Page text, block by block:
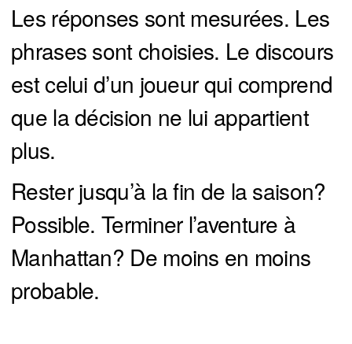
Les réponses sont mesurées. Les
phrases sont choisies. Le discours
est celui d’un joueur qui comprend
que la décision ne lui appartient
plus.
Rester jusqu’à la fin de la saison?
Possible. Terminer l’aventure à
Manhattan? De moins en moins
probable.